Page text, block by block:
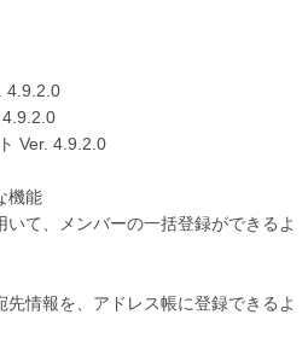
4.9.2.0
Ver. 4.9.2.0
機能
いて、メンバーの一括登録ができるよ
先情報を、アドレス帳に登録できるよ